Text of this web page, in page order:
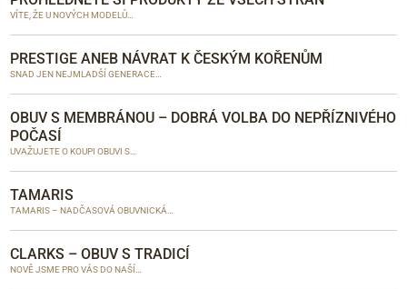
VÍTE, ŽE U NOVÝCH MODELŮ…
PRESTIGE ANEB NÁVRAT K ČESKÝM KOŘENŮM
SNAD JEN NEJMLADŠÍ GENERACE…
OBUV S MEMBRÁNOU – DOBRÁ VOLBA DO NEPŘÍZNIVÉHO
POČASÍ
UVAŽUJETE O KOUPI OBUVI S…
TAMARIS
TAMARIS – NADČASOVÁ OBUVNICKÁ…
CLARKS – OBUV S TRADICÍ
NOVĚ JSME PRO VÁS DO NAŠÍ…